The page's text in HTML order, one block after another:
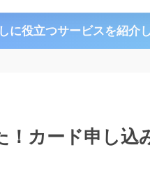
役立つサービスを紹介
！カード申し込